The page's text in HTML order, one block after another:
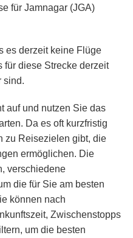
für Jamnagar (JGA)
es derzeit keine Flüge
für diese Strecke derzeit
sind.
auf und nutzen Sie das
Da es oft kurzfristig
zu Reisezielen gibt, die
ermöglichen. Die
verschiedene
die für Sie am besten
können nach
Zwischenstopps
um die besten